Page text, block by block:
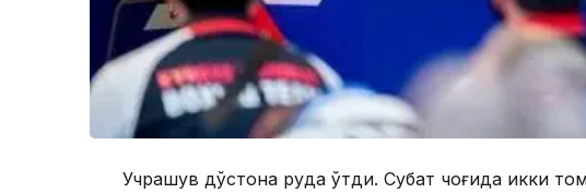
Учрашув дўстона руҳда ўтди. Суҳбат чоғида икки